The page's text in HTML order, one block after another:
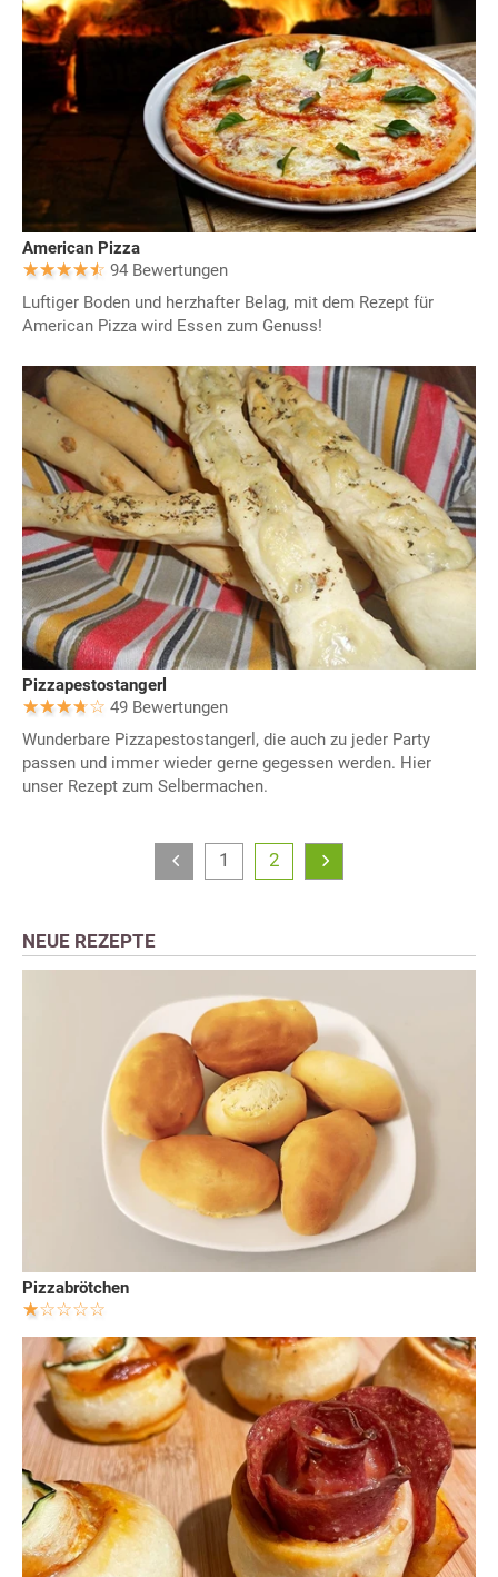
American Pizza
94 Bewertungen
Luftiger Boden und herzhafter Belag, mit dem Rezept für
American Pizza wird Essen zum Genuss!
Pizzapestostangerl
49 Bewertungen
Wunderbare Pizzapestostangerl, die auch zu jeder Party
passen und immer wieder gerne gegessen werden. Hier
unser Rezept zum Selbermachen.
1 2
NEUE REZEPTE
Pizzabrötchen